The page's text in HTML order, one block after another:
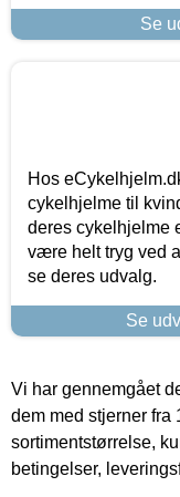
Se
Hos
cykelhjelme til
deres cykelhjelme
være helt tryg ved
se deres udvalg.
Se
Vi har gennemgået
dem med stjerner fra
sortimentstørrelse,
betingelser,